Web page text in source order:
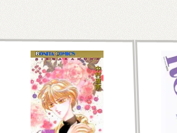
新刊情報